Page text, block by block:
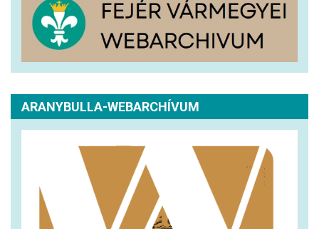
ARANYBULLA-WEBARCHÍVUM